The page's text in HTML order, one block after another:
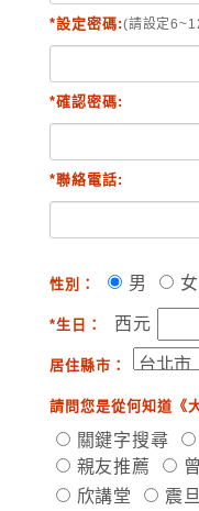
*設定密碼:(請設定
*確認密碼:
*聯絡電話:
性別： 男 女
*生日： 西元
居住縣市：
請問您是從何知道《
關鍵字搜尋
親友推薦
欣講堂
震